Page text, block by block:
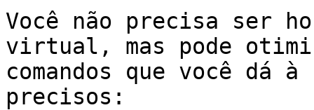
Você não precisa ser
virtual, mas pode
comandos que você dá
precisos: